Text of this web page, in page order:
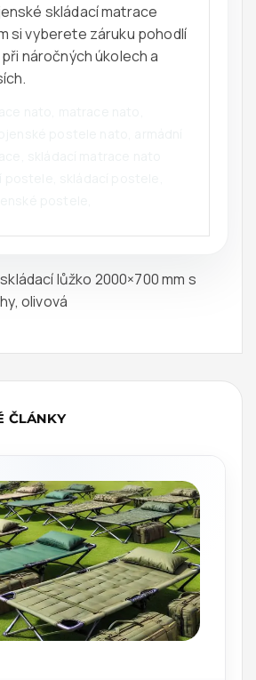
skládací matrace
si vyberete záruku pohodlí
náročných úkolech a
lůžko 2000×700 mm s
olivová
ČLÁNKY